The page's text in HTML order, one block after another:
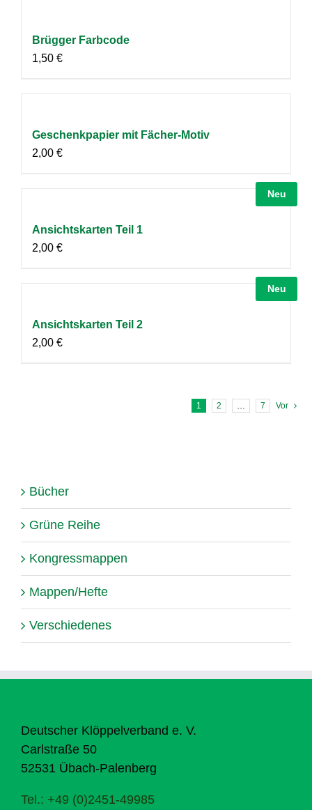
Brügger Farbcode
1,50 €
Geschenkpapier mit Fächer-Motiv
2,00 €
Neu
Ansichtskarten Teil 1
2,00 €
Neu
Ansichtskarten Teil 2
2,00 €
1 2 7 Vor
Bücher
Grüne Reihe
Kongressmappen
Mappen/Hefte
Verschiedenes
Deutscher Klöppelverband e. V.
Carlstraße 50
52531 Übach-Palenberg
Tel.: +49 (0)2451-49985